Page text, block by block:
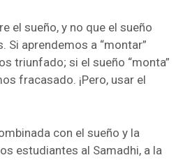
el sueño, y no que el sueño
Si aprendemos a “montar”
triunfado; si el sueño “monta”
fracasado. ¡Pero, usar el
con el sueño y la
estudiantes al Samadhi, a la